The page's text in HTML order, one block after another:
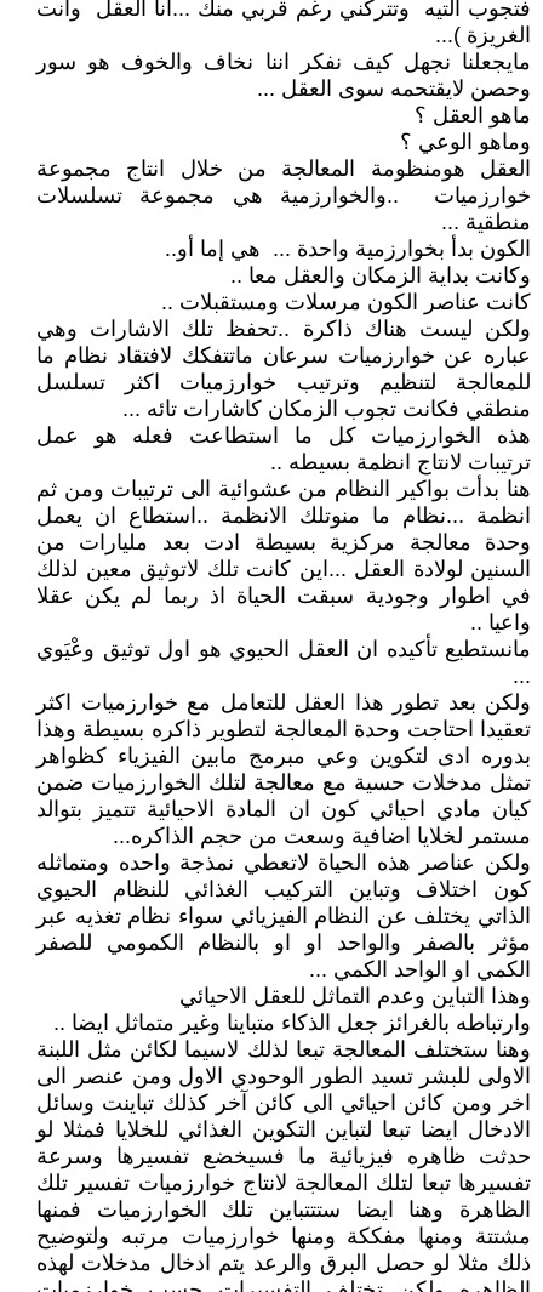
فتجوب التيه وتتركني رغم قربي منك ...انا العقل وانت
الغريزة )...
مايجعلنا نجهل كيف نفكر اننا نخاف والخوف هو سور
وحصن لايقتحمه سوى العقل ...
ماهو العقل ؟
وماهو الوعي ؟
العقل هومنظومة المعالجة من خلال انتاج مجموعة
خوارزميات ..والخوارزمية هي مجموعة تسلسلات
منطقية ...
الكون بدأ بخوارزمية واحدة ... هي إما أو..
وكانت بداية الزمكان والعقل معا ..
كانت عناصر الكون مرسلات ومستقبلات ..
ولكن ليست هناك ذاكرة ..تحفظ تلك الاشارات وهي
عباره عن خوارزميات سرعان ماتتفكك لافتقاد نظام ما
للمعالجة لتنظيم وترتيب خوارزميات اكثر تسلسل
منطقي فكانت تجوب الزمكان كاشارات تائه ...
هذه الخوارزميات كل ما استطاعت فعله هو عمل
ترتيبات لانتاج انظمة بسيطه ..
هنا بدأت بواكير النظام من عشوائية الى ترتيبات ومن ثم
انظمة ...نظام ما منوتلك الانظمة ..استطاع ان يعمل
وحدة معالجة مركزية بسيطة ادت بعد مليارات من
السنين لولادة العقل ...اين كانت تلك لاتوثيق معين لذلك
في اطوار وجودية سبقت الحياة اذ ربما لم يكن عقلا
واعيا ..
مانستطيع تأكيده ان العقل الحيوي هو اول توثيق وعْيَوي
...
ولكن بعد تطور هذا العقل للتعامل مع خوارزميات اكثر
تعقيدا احتاجت وحدة المعالجة لتطوير ذاكره بسيطة وهذا
بدوره ادى لتكوين وعي مبرمج مابين الفيزياء كظواهر
تمثل مدخلات حسية مع معالجة لتلك الخوارزميات ضمن
كيان مادي احيائي كون ان المادة الاحيائية تتميز بتوالد
مستمر لخلايا اضافية وسعت من حجم الذاكره...
ولكن عناصر هذه الحياة لاتعطي نمذجة واحده ومتماثله
كون اختلاف وتباين التركيب الغذائي للنظام الحيوي
الذاتي يختلف عن النظام الفيزيائي سواء نظام تغذيه عبر
مؤثر بالصفر والواحد او او بالنظام الكمومي للصفر
الكمي او الواحد الكمي ...
وهذا التباين وعدم التماثل للعقل الاحيائي
وارتباطه بالغرائز جعل الذكاء متباينا وغير متماثل ايضا ..
وهنا ستختلف المعالجة تبعا لذلك لاسيما لكائن مثل اللبنة
الاولى للبشر تسيد الطور الوحودي الاول ومن عنصر الى
اخر ومن كائن احيائي الى كائن آخر كذلك تباينت وسائل
الادخال ايضا تبعا لتباين التكوين الغذائي للخلايا فمثلا لو
حدثت ظاهره فيزيائية ما فسيخضع تفسيرها وسرعة
تفسيرها تبعا لتلك المعالجة لانتاج خوارزميات تفسير تلك
الظاهرة وهنا ايضا ستتتباين تلك الخوارزميات فمنها
مشتتة ومنها مفككة ومنها خوارزميات مرتبه ولتوضيح
ذلك مثلا لو حصل البرق والرعد يتم ادخال مدخلات لهذه